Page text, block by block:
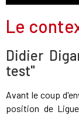
Le
Didier
test"
Avant le coup
position de